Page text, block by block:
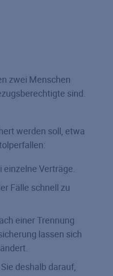
zwei Menschen
sind.
werden soll, etwa
einzelne Verträge.
Fälle schnell zu
einer Trennung
lassen sich
deshalb darauf,